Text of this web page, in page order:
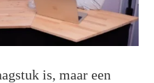
is, maar een